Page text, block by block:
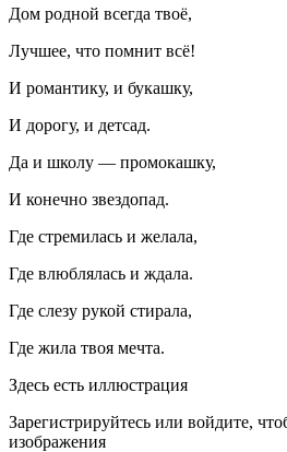
Дом родной всегда твоё,
Лучшее, что помнит всё!
И романтику, и букашку,
И дорогу, и детсад.
Да и школу — промокашку,
И конечно звездопад.
Где стремилась и желала,
Где влюблялась и ждала.
Где слезу рукой стирала,
Где жила твоя мечта.
Здесь есть иллюстрация
Зарегистрируйтесь или войдите,
изображения